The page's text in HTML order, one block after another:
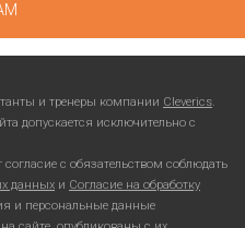
и тренеры компании Cleverics.
допускается исключительно с
с обязательством соблюдать
данных и Согласие на обработку
и персональные данные